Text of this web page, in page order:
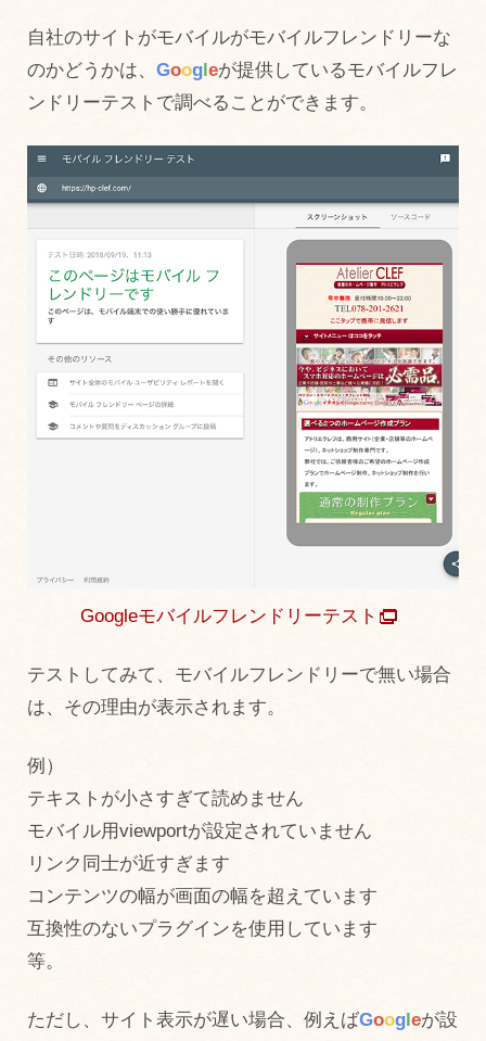
自社のサイトがモバイルがモバイルフレンドリーな
のかどうかは、Googleが提供しているモバイルフレ
ンドリーテストで調べることができます。
Googleモバイルフレンドリーテスト
テストしてみて、モバイルフレンドリーで無い場合
は、その理由が表示されます。
例）
テキストが小さすぎて読めません
モバイル用viewportが設定されていません
リンク同士が近すぎます
コンテンツの幅が画面の幅を超えています
互換性のないプラグインを使用しています
等。
ただし、サイト表示が遅い場合、例えばGoog leが設